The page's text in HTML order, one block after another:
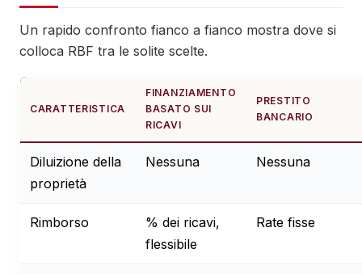
Un rapido confronto fianco a fianco mostra dove si
colloca RBF tra le solite scelte.
CARATTERISTICA
FINANZIAMENTO
BASATO SUI
RICAVI
PRESTITO
BANCARIO
Diluizione della
proprietà
Nessuna Nessuna
Rimborso
% dei ricavi,
flessibile
Rate fisse